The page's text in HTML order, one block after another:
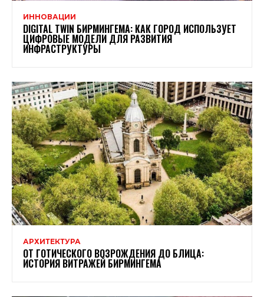
ИННОВАЦИИ
DIGITAL TWIN БИРМИНГЕМА: КАК ГОРОД ИСПОЛЬЗУЕТ
ЦИФРОВЫЕ МОДЕЛИ ДЛЯ РАЗВИТИЯ
ИНФРАСТРУКТУРЫ
АРХИТЕКТУРА
ОТ ГОТИЧЕСКОГО ВОЗРОЖДЕНИЯ ДО БЛИЦА:
ИСТОРИЯ ВИТРАЖЕЙ БИРМИНГЕМА